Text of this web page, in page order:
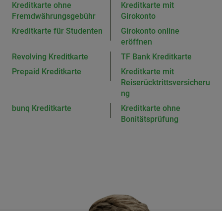
Kreditkarte ohne
Fremdwährungsgebühr
Kreditkarte mit
Girokonto
Kreditkarte für Studenten
Girokonto online
eröffnen
Revolving Kreditkarte
TF Bank Kreditkarte
Prepaid Kreditkarte
Kreditkarte mit
Reiserücktrittsversicheru
ng
bunq Kreditkarte
Kreditkarte ohne
Bonitätsprüfung